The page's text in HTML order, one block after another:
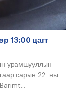
13:00 цагт
урамшууллын
сарын 22-ны